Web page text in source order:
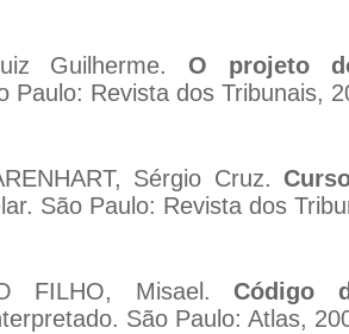
Guilherme. O projeto
Paulo: Revista dos Tribunais,
Sérgio Cruz.
São Paulo: Revista dos
FILHO, Misael. Código
São Paulo: Atlas,